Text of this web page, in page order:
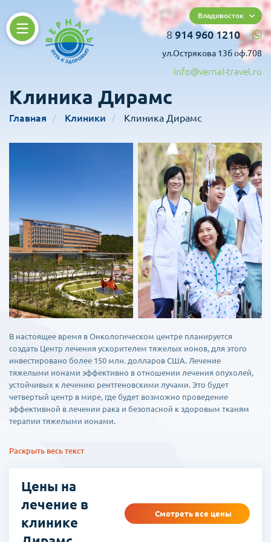
Владивосток
8 914 960 1210
ул.Острякова 13б оф.708
info@vernal-travel.ru
Клиника Дирамс
Главная Клиники Клиника Дирамс
В настоящее время в Онкологическом центре планируется
создать Центр лечения ускорителем тяжелых ионов, для этого
инвестировано более 150 млн. долларов США. Лечение
тяжелыми ионами эффективно в отношении лечения опухолей,
устойчивых к лечению рентгеновскими лучами. Это будет
четвертый центр в мире, где будет возможно проведение
эффективной в лечении рака и безопасной к здоровым тканям
терапии тяжелыми ионами.
отдельных видов раковых опухолей:
железы). Врачи центра специализируются на лечении
слюнных желез, уха и щитовидной железы. Специалисты с
огромным опытом работы и профессиональными знаниями
подберут оптимальный вариант лечения при этом максимально
Раскрыть весь текст
Цены на
лечение в
клинике
Смотреть все цены